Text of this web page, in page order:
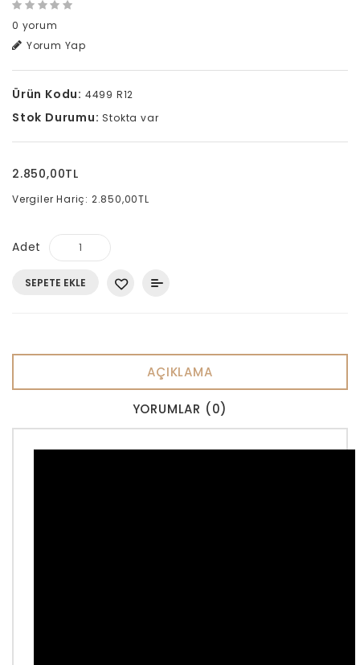
0 yorum
Yorum Yap
Ürün Kodu: 4499 R12
Stok Durumu: Stokta var
2.850,00TL
Vergiler Hariç: 2.850,00TL
Adet
SEPETE EKLE
AÇIKLAMA
YORUMLAR (0)